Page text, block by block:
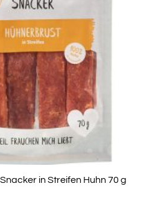
in Streifen Huhn 70 g